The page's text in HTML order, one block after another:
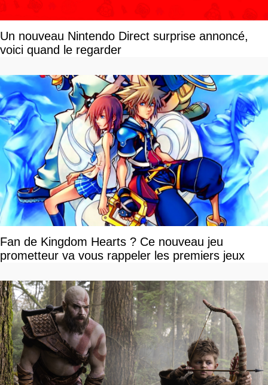
Un nouveau Nintendo Direct surprise annoncé,
voici quand le regarder
Fan de Kingdom Hearts ? Ce nouveau jeu
prometteur va vous rappeler les premiers jeux